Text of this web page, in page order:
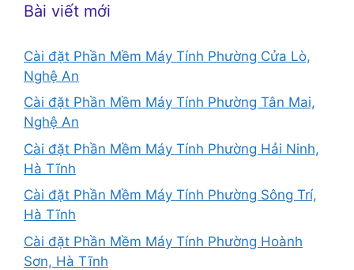
Bài viết mới
Cài đặt Phần Mềm Máy Tính Phường Cửa Lò,
Nghệ An
Cài đặt Phần Mềm Máy Tính Phường Tân Mai,
Nghệ An
Cài đặt Phần Mềm Máy Tính Phường Hải Ninh,
Hà Tĩnh
Cài đặt Phần Mềm Máy Tính Phường Sông Trí,
Hà Tĩnh
Cài đặt Phần Mềm Máy Tính Phường Hoành
Sơn, Hà Tĩnh